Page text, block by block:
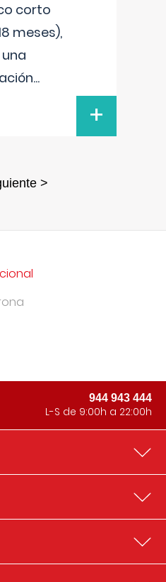
corto
meses),
...
+
>
944 943 444
L-S de 9:00h a 22:00h